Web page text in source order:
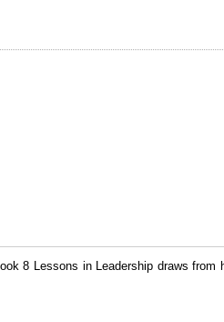
8 Lessons in Leadership draws